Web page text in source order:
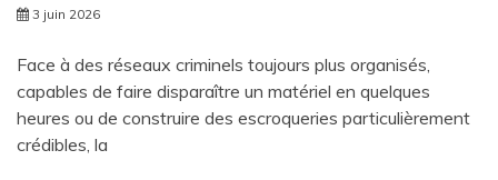
3 juin 2026
Face à des réseaux criminels toujours plus organisés,
capables de faire disparaître un matériel en quelques
heures ou de construire des escroqueries particulièrement
crédibles, la